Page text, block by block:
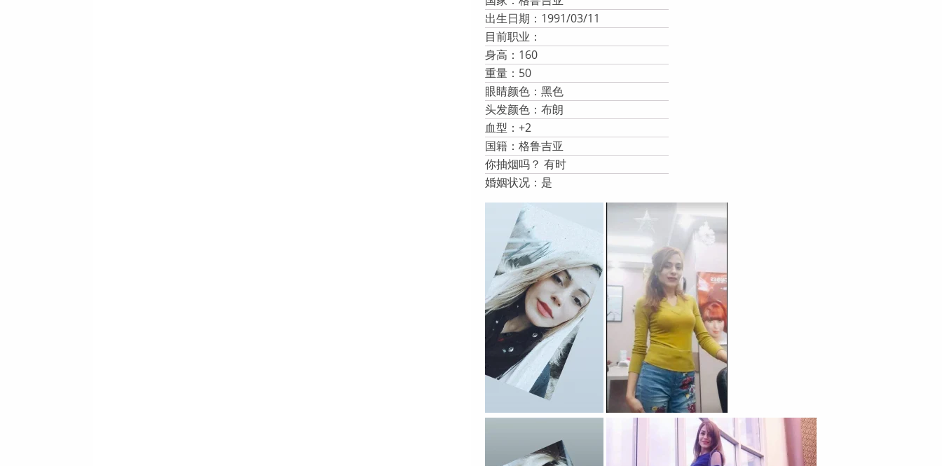
出生日期：1991/03/11
目前职业：
身高：160
重量：50
眼睛颜色：黑色
头发颜色：布朗
血型：+2
国籍：格鲁吉亚
你抽烟吗？ 有时
婚姻状况：是